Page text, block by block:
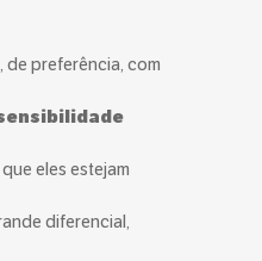
preferência, com
eles estejam
diferencial,